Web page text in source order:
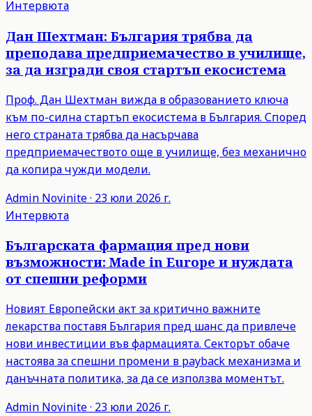
Интервюта
Дан Шехтман: България трябва да
преподава предприемачество в училище,
за да изгради своя стартъп екосистема
Проф. Дан Шехтман вижда в образованието ключа
към по-силна стартъп екосистема в България. Според
него страната трябва да насърчава
предприемачеството още в училище, без механично
да копира чужди модели.
Admin Novinite· 23 юли 2026 г.
Интервюта
Българската фармация пред нови
възможности: Made in Europe и нуждата
от спешни реформи
Новият Европейски акт за критично важните
лекарства поставя България пред шанс да привлече
нови инвестиции във фармацията. Секторът обаче
настоява за спешни промени в payback механизма и
данъчната политика, за да се използва моментът.
Admin Novinite· 23 юли 2026 г.